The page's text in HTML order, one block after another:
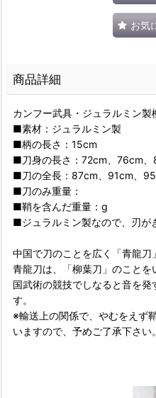
お気
商品詳細
カンフー武具・ジュラルミン製
■素材：ジュラルミン製
■柄の長さ：15cm
■刀身の長さ：72cm、76cm
■刀の全長：87cm、91cm、
■刀のみ重量：
■鞘を含んだ重量：g
■ジュラルミン製なので、刃が
中国で刀のことを広く「青龍
青龍刀は、「柳葉刀」のこと
国武術の競技でしなると音を
す。
※輸送上の関係で、やむをえず
いますので、予めご了承下さい。